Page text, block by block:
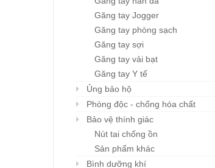
Găng tay Jogger
Găng tay phòng sạch
Găng tay sợi
Găng tay vải bạt
Găng tay Y tế
Ủng bảo hộ
Phòng độc - chống hóa chất
Bảo vệ thính giác
Nút tai chống ồn
Sản phẩm khác
Bình dưỡng khí